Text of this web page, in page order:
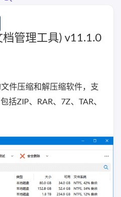
档管理工具) v11.1.0
件压缩和解压缩软件，支
括ZIP、RAR、7Z、TAR、